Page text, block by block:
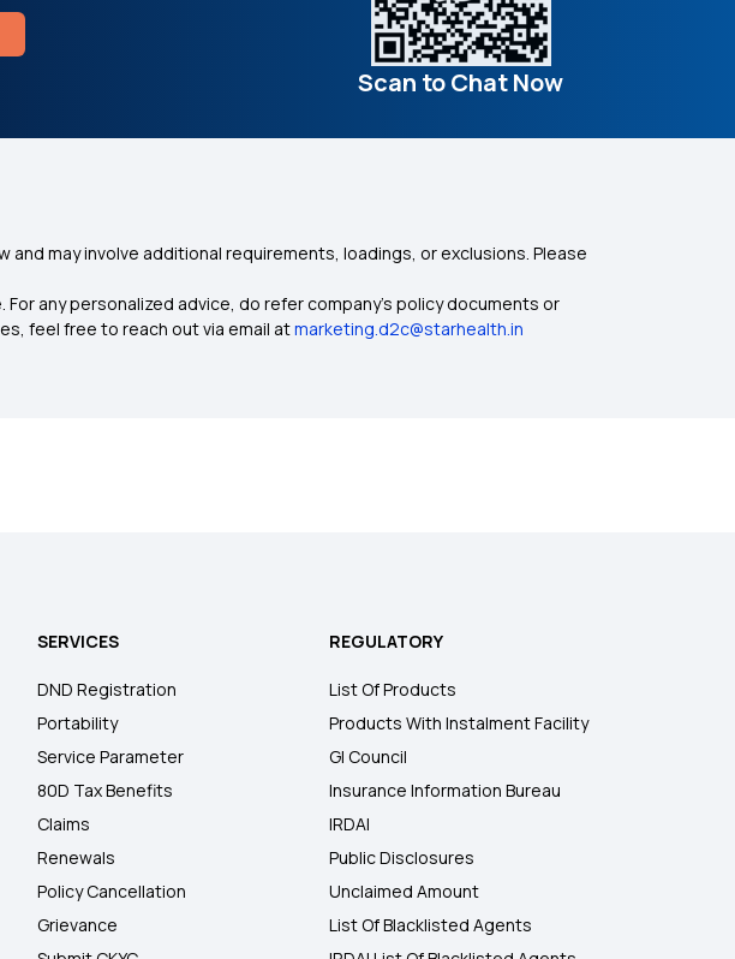
Scan to Chat Now
may involve additional requirements, loadings, or exclusions. Please
any personalized advice, do refer company's policy documents or
feel free to reach out via email atmarketing.d2c@starhealth.in
SERVICES
DND Registration
Portability
Service Parameter
80D Tax Benefits
Claims
Renewals
Policy Cancellation
Grievance
REGULATORY
List Of Products
Products With Instalment Facility
GI Council
Insurance Information Bureau
IRDAI
Public Disclosures
Unclaimed Amount
List Of Blacklisted Agents